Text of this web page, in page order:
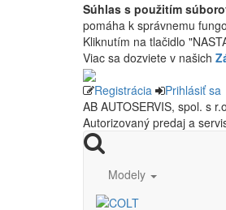
Súhlas s použitím
pomáha k správnemu
Kliknutím na tlačidlo
Viac sa dozviete v našich
Registrácia
Prihlásiť sa
AB AUTOSERVIS, spol. s
Autorizovaný predaj a
Modely